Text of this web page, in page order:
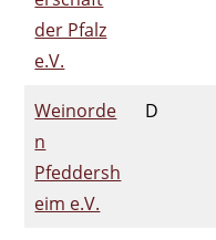
der Pfalz
e.V.
Weinorde
n
Pfeddersh
eim e.V.
D